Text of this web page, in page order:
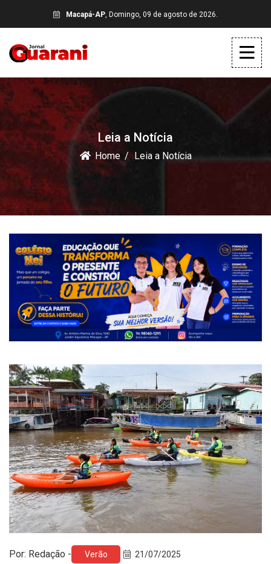
Macapá-AP, Domingo, 09 de agosto de 2026.
Leia a Notícia
Home Leia a Notícia
Por: Redação - Verão 21/07/2025